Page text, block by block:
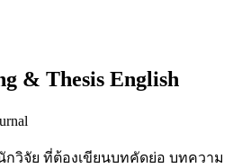
& Thesis English
กวิจัย ที่ต้องเขียนบทคัดย่อ บทความ